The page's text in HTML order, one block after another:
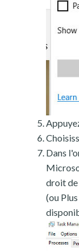
Dans
droit de
(ou